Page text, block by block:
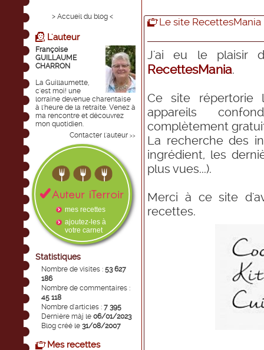
> Accueil du blog <
L'auteur
Françoise
GUILLAUME
CHARRON
La Guillaumette,
c'est moi! une
lorraine devenue charentaise
à l'heure de la retraite. Venez à
ma rencontre et découvrez
mon quotidien.
Contacter l'auteur >>
mes recettes
ajoutez-les à
votre carnet
Statistiques
Nombre de visites : 53 627
186
Nombre de commentaires :
45 118
Nombre d'articles : 7 395
Dernière màj le 06/01/2023
Blog créé le 31/08/2007
Mes recettes
Le site RecettesMania
J'ai eu le plaisir
RecettesMania.
Ce site répertorie
appareils
complètement
La recherche des
ingrédient, les
plus vues...).
Merci à ce site
recettes.